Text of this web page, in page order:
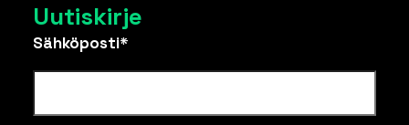
Uutiskirje
Sähköposti*